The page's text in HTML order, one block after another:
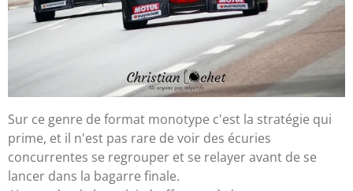
Sur ce genre de format monotype c'est la stratégie qui
prime, et il n'est pas rare de voir des écuries
concurrentes se regrouper et se relayer avant de se
lancer dans la bagarre finale.